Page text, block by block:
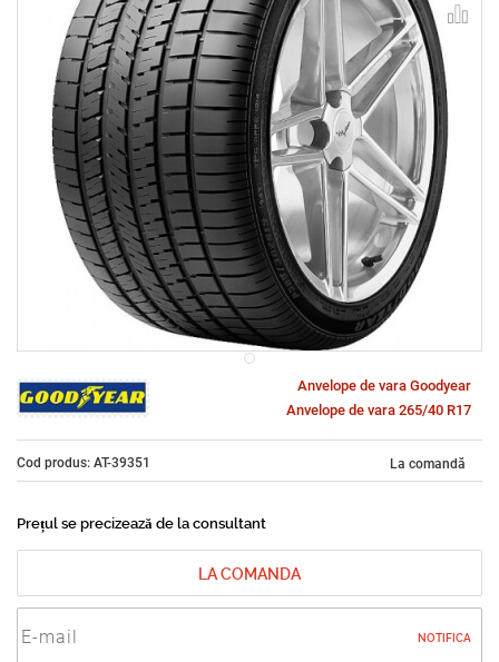
Anvelope de vara Goodyear
Anvelope de vara 265/40 R17
Cod produs: AT-39351 La comandă
Prețul se precizează de la consultant
LA COMANDA
NOTIFICA